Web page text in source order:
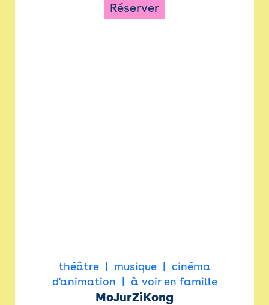
Réserver
théâtre musique
cinéma
d'animation
à voir en famille
MoJurZiKong